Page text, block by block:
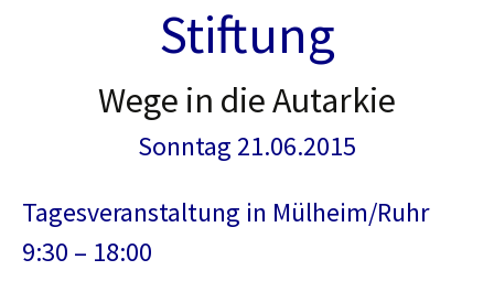
Stiftung
Wege in die Autarkie
Sonntag 21.06.2015
Tagesveranstaltung in Mülheim/Ruhr
9:30 – 18:00